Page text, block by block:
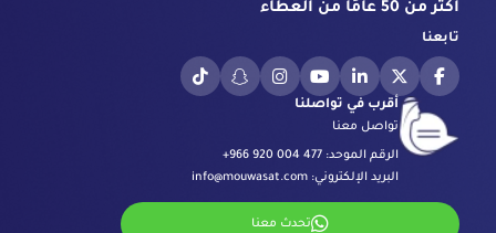
أكثر من 50 عامًا من العطاء
تابعنا
أقرب في تواصلنا
تواصل معنا
الرقم الموحد: +966 920 004 477
البريد الإلكتروني: info@mouwasat.com
تحدث معنا